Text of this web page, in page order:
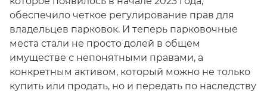
обеспечило четкое регулирование прав для
владельцев парковок. И теперь парковочные
места стали не просто долей в общем
имуществе с непонятными правами, а
конкретным активом, который можно не только
купить или продать, но и передать по наследству